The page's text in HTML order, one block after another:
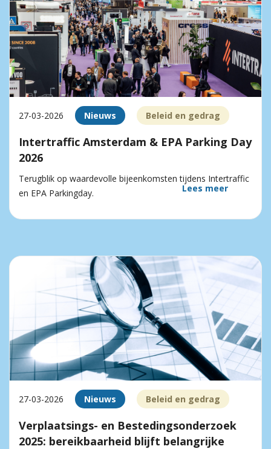
27-03-2026 Nieuws Beleid en gedrag
Intertraffic Amsterdam & EPA Parking Day
2026
Terugblik op waardevolle bijeenkomsten tijdens Intertraffic
en EPA Parkingday.
Lees meer
27-03-2026 Nieuws Beleid en gedrag
Verplaatsings- en Bestedingsonderzoek
2025: bereikbaarheid blijft belangrijke